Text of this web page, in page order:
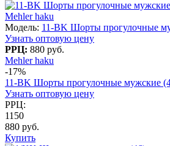
Mehler haku
Модель: 11-BK Шорты прогулочные
Узнать оптовую цену
РРЦ: 880 руб.
Mehler haku
-17%
11-BK Шорты прогулочные мужские
Узнать оптовую цену
РРЦ:
1150
880 руб.
Купить